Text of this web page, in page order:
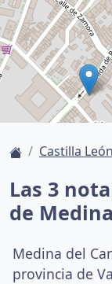
Castilla León
Las 3
de
Medina del
provincia de